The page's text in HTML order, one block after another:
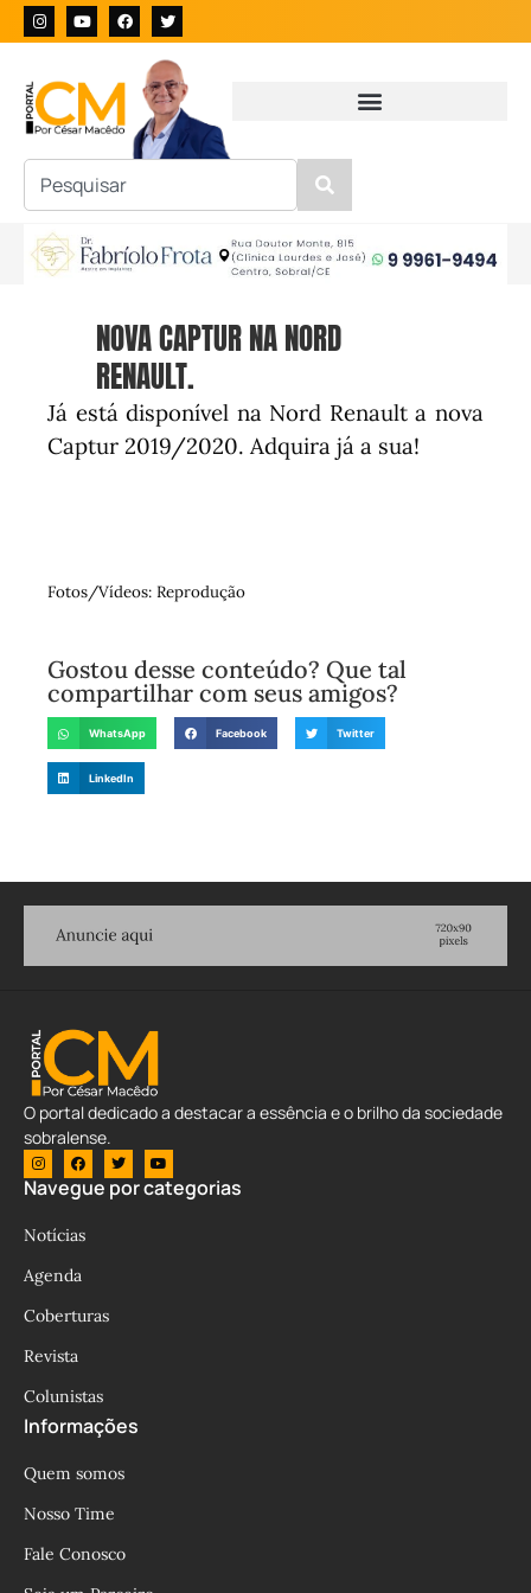
NOVA CAPTUR NA NORD
RENAULT.
Já está disponível na Nord Renault a nova
Captur 2019/2020. Adquira já a sua!
Fotos/Vídeos: Reprodução
Gostou desse conteúdo? Que tal
compartilhar com seus amigos?
WhatsApp Facebook Twitter
LinkedIn
O portal dedicado a destacar a essência e o brilho da sociedade
sobralense.
Navegue por categorias
Notícias
Agenda
Coberturas
Revista
Colunistas
Informações
Quem somos
Nosso Time
Fale Conosco